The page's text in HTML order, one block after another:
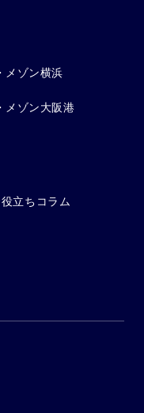
メゾン横浜
メゾン大阪港
立ちコラム